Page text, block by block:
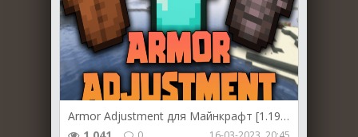
Armor Adjustment для Майнкрафт [1.19.2, 1.18.2, 1.16.5]